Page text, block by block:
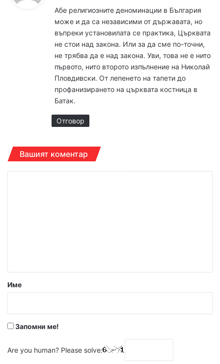
а
Абе религиозните деноминации в България
може и да са независими от държавата, но
въпреки установилата се практика, Църквата
не стои над закона. Или за да сме по-точни,
не трябва да е над закона. Уви, това не е нито
първото, нито второто изпълнение на Николай
Пловдивски. От лепенето на тапети до
профанизирането на църквата костница в
Батак.
Отговор
Вашият коментар
р
Име
Запомни ме!
Are you human? Please solve: